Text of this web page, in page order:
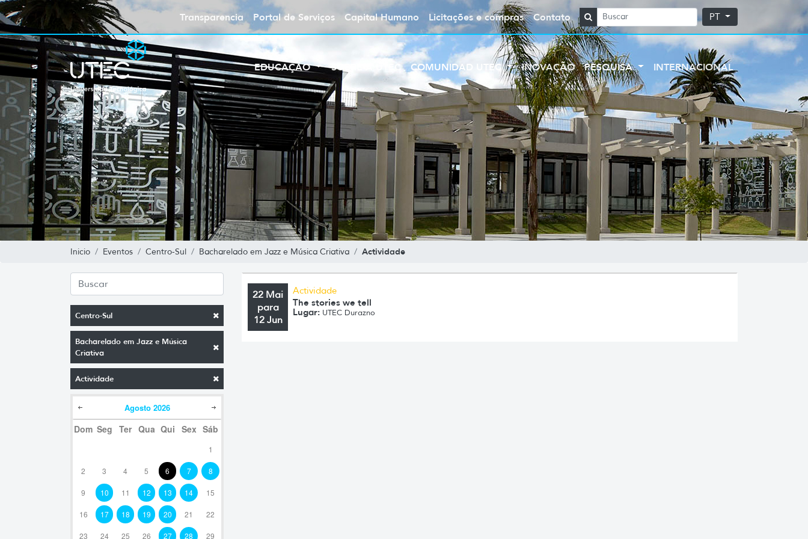
Transparencia Portal de Serviços Capital Humano Licitações e compras Contato PT
EDUCAÇÃO SOBRE A UTEC COMUNIDAD UTEC INOVAÇÃO PESQUISA INTERNACIONAL
Inicio Eventos Centro-Sul Bacharelado em Jazz e Música Criativa Actividade
Centro-Sul
Bacharelado em Jazz e Música
Criativa
Actividade
Agosto 2026
Dom Seg Ter Qua Qui Sex Sáb
1
2 3 4 5 6 7 8
9 10 11 12 13 14 15
16 17 18 19 20 21 22
23 24 25 26 27 28 29
22 Mai
para
12 Jun
Actividade
The stories we tell
Lugar: UTEC Durazno